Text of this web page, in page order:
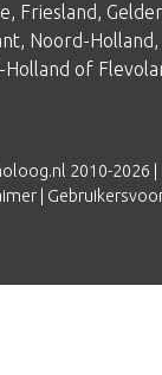
, Friesland,
, Noord-Holland,
Holland of
2010-2026 |